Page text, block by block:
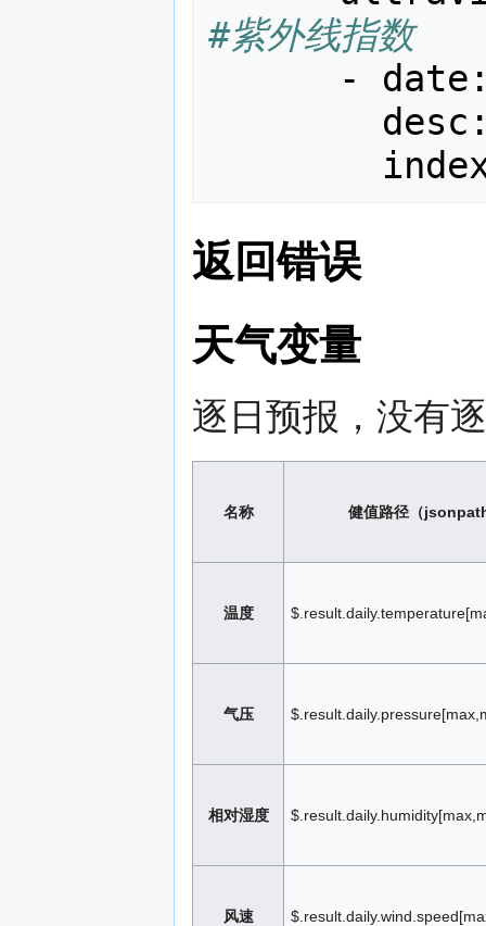
#紫外线指数
-
date
desc
返回错误
天气变量
逐日预报，没有
名称 健值路径（
温度
气压
相对湿度
风速